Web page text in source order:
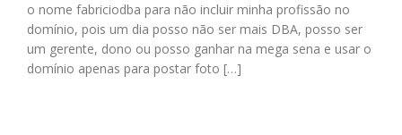
o nome fabriciodba para não incluir minha profissão no
domínio, pois um dia posso não ser mais DBA, posso ser
um gerente, dono ou posso ganhar na mega sena e usar o
domínio apenas para postar foto […]